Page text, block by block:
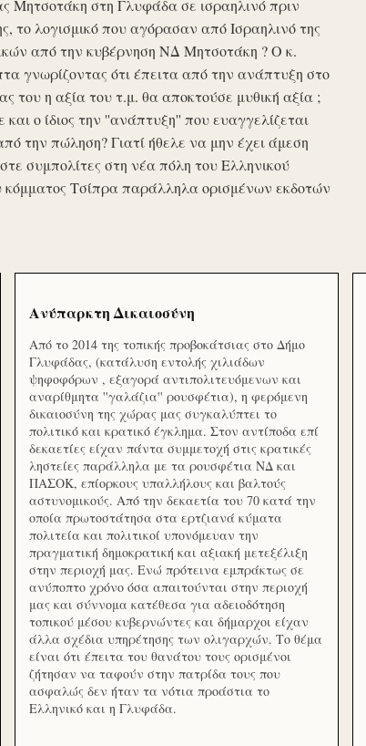
Μητσοτάκη στη Γλυφάδα σε ισραηλινό πριν
λογισμικό που αγόρασαν από Ισραηλινό της
από την κυβέρνηση ΝΔ Μητσοτάκη ? Ο κ.
γνωρίζοντας ότι έπειτα από την ανάπτυξη στο
του η αξία του τ.μ. θα αποκτούσε μυθική αξία ;
ο ίδιος την ''ανάπτυξη'' που ευαγγελίζεται
την πώληση? Γιατί ήθελε να μην έχει άμεση
συμπολίτες στη νέα πόλη του Ελληνικού
Τσίπρα παράλληλα ορισμένων εκδοτών
Ανύπαρκτη Δικαιοσύνη
Από το 2014 της τοπικής προβοκάτσιας στο Δήμο
Γλυφάδας, (κατάλυση εντολής χιλιάδων
ψηφοφόρων , εξαγορά αντιπολιτευόμενων και
αναρίθμητα ''γαλάζια'' ρουσφέτια), η φερόμενη
δικαιοσύνη της χώρας μας συγκαλύπτει το
πολιτικό και κρατικό έγκλημα. Στον αντίποδα επί
δεκαετίες είχαν πάντα συμμετοχή στις κρατικές
ληστείες παράλληλα με τα ρουσφέτια ΝΔ και
ΠΑΣΟΚ, επίορκους υπαλλήλους και βαλτούς
αστυνομικούς. Από την δεκαετία του 70 κατά την
οποία πρωτοστάτησα στα ερτζιανά κύματα
πολιτεία και πολιτικοί υπονόμευαν την
πραγματική δημοκρατική και αξιακή μετεξέλιξη
στην περιοχή μας. Ενώ πρότεινα εμπράκτως σε
ανύποπτο χρόνο όσα απαιτούνται στην περιοχή
μας και σύννομα κατέθεσα για αδειοδότηση
τοπικού μέσου κυβερνώντες και δήμαρχοι είχαν
άλλα σχέδια υπηρέτησης των ολιγαρχών. Το θέμα
είναι ότι έπειτα του θανάτου τους ορισμένοι
ζήτησαν να ταφούν στην πατρίδα τους που
ασφαλώς δεν ήταν τα νότια προάστια το
Ελληνικό και η Γλυφάδα.